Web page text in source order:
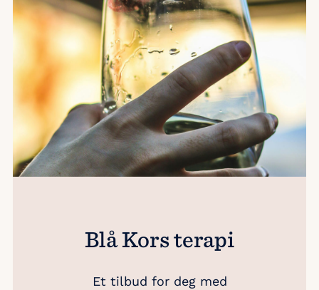
Blå Kors terapi
Et tilbud for deg med